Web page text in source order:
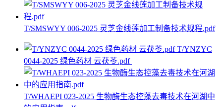
T/SMSWYY 006-2025 灵芝金线莲加工制备技术规程.pdf
T/YNZYC
0044-2025 绿色药材 云茯苓.pdf
T/WHAEPI 023-2025 生物酶生态控藻去毒技术在河湖中